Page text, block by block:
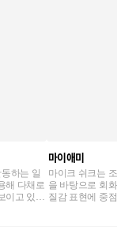
하는 일
해 다채로
고 있습
마이애미
마이크 쉬크는
을 바탕으로 회
질감 표현에 중